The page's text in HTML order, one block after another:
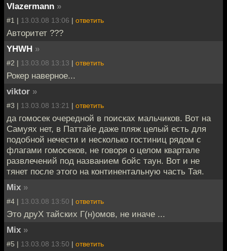
Vlazermann »
#1 | 13.03.08 13:06 | ответить
Авторитет ???
YHWH »
#2 | 13.03.08 13:13 | ответить
Рокер наверное...
viktor »
#3 | 13.03.08 13:21 | ответить
да гомосек очередной в поисках мальчиков. Вот на
Самуях нет, в Паттайе даже пляж целый есть для
подобной нечести и несколько гостиниц рядом с
флагами гомосеков, не говоря о целом квартале
развлечений под названием бойс таун. Вот и не
тянет после этого на континентальную часть Тая.
Mix »
#4 | 13.03.08 13:50 | ответить
Это друХ тайских Г(н)омов, не иначе ...
Mix »
#5 | 13.03.08 13:50 | ответить